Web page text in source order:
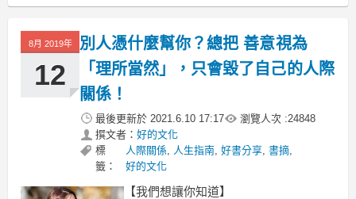
8月 2019年
12
別人憑什麼幫你？總把 善意視為
「理所當然」，只會毀了自己的人際
關係！
最後更新於 2021.6.10 17:17 瀏覽人次 :24848
撰文者： 好的文化
標
籤：
人際關係, 人生指南,好書分享,書摘,
好的文化
【我們想讓你知道】